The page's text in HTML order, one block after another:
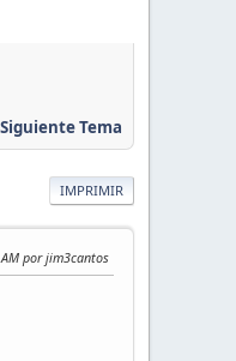
Siguiente Tema
IMPRIMIR
por jim3cantos